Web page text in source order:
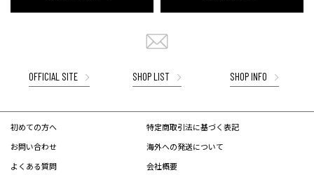
OFFICIAL SITE SHOP LIST SHOP INFO
初めての方へ
お問い合わせ
よくある質問
特定商取引法に基づく表記
海外への発送について
会社概要